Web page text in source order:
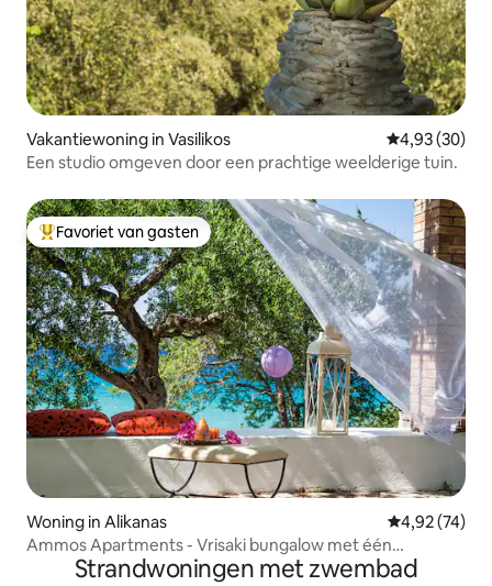
Vakantiewoning in Vasilikos Gemiddelde
4,93 (30)
Een studio omgeven door een prachtige weelderige tuin.
Topfavoriet van gasten
Favoriet van gasten
Woning in Alikanas Gemiddelde
4,92 (74)
Ammos Apartments - Vrisaki bungalow met één
slaapkamerStrandwoningen met zwembad